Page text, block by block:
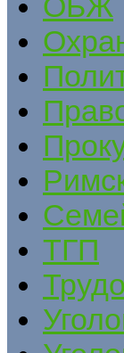
ТГП